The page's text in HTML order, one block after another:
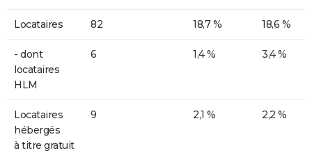
Locataires 82 18,7 % 18,6 %
- dont
locataires
HLM
6 1,4 % 3,4 %
Locataires
hébergés
à titre gratuit
9 2,1 % 2,2 %